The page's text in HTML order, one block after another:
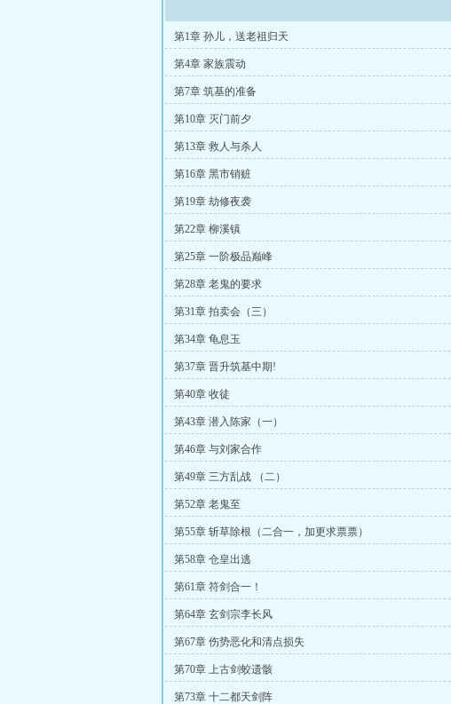
第1章 孙儿，送老祖归天
第4章 家族震动
第7章 筑基的准备
第10章 灭门前夕
第13章 救人与杀人
第16章 黑市销赃
第19章 劫修夜袭
第22章 柳溪镇
第25章 一阶极品巅峰
第28章 老鬼的要求
第31章 拍卖会（三）
第34章 龟息玉
第37章 晋升筑基中期!
第40章 收徒
第43章 潜入陈家（一）
第46章 与刘家合作
第49章 三方乱战 （二）
第52章 老鬼至
第55章 斩草除根（二合一，加更求票票）
第58章 仓皇出逃
第61章 符剑合一！
第64章 玄剑宗李长风
第67章 伤势恶化和清点损失
第70章 上古剑蛟遗骸
第73章 十二都天剑阵